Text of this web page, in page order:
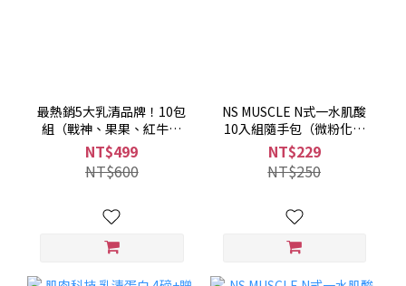
最熱銷5大乳清品牌！10包
組（戰神、果果、紅牛、
Myprotein、Tryall）$499
NT$499
NT$600
NS MUSCLE N式一水肌酸
10入組隨手包（微粉化、
高溶解度）
NT$229
NT$250